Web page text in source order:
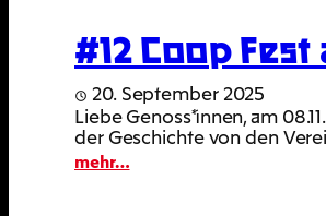
#12 Coop
20. September 2025
Liebe Genoss*innen, am
der Geschichte von den
mehr…: